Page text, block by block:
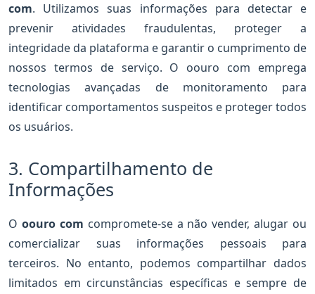
com. Utilizamos suas informações para detectar e
prevenir atividades fraudulentas, proteger a
integridade da plataforma e garantir o cumprimento de
nossos termos de serviço. O oouro com emprega
tecnologias avançadas de monitoramento para
identificar comportamentos suspeitos e proteger todos
os usuários.
3. Compartilhamento de
Informações
O oouro com compromete-se a não vender, alugar ou
comercializar suas informações pessoais para
terceiros. No entanto, podemos compartilhar dados
limitados em circunstâncias específicas e sempre de